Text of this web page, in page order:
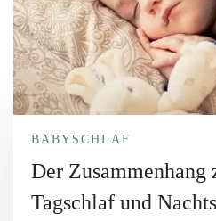
BABYSCHLAF
Der Zusammenhang
Tagschlaf und